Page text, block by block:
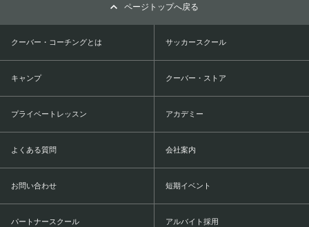
ページトップへ戻る
クーバー・コーチングとは サッカースクール
キャンプ クーバー・ストア
プライベートレッスン アカデミー
よくある質問 会社案内
お問い合わせ 短期イベント
パートナースクール アルバイト採用